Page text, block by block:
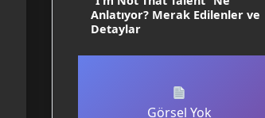
Anlatıyor? Merak Edilenler ve
Detaylar
Görsel Yok